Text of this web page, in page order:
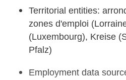
Territorial entities:
zones d'emploi
(Luxembourg), Kreise
Pfalz)
Employment data